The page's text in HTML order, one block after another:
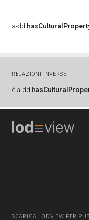
a-dd:
RELAZIONI INVERSE
è a-dd:
SCARICA LODVIEW PER